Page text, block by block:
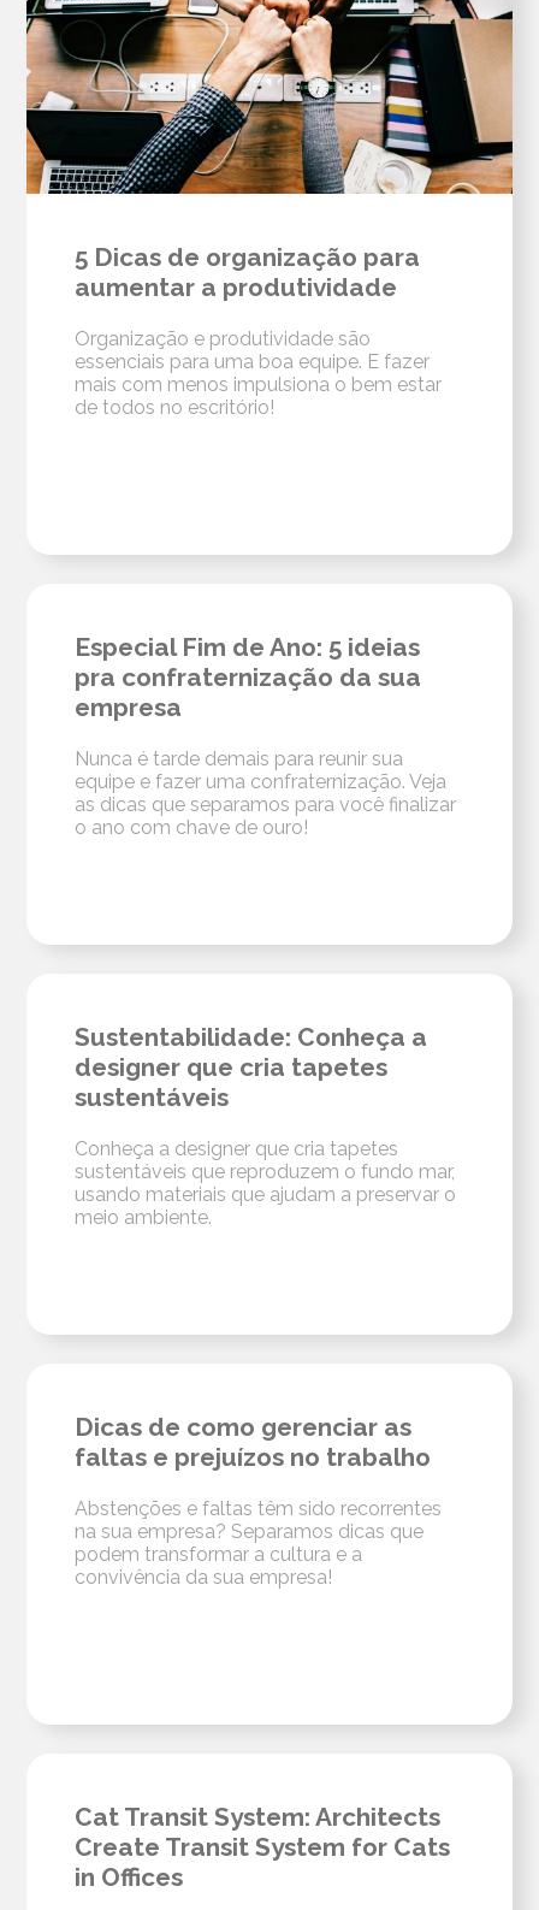
5 Dicas de organização para
aumentar a produtividade
Organização e produtividade são
essenciais para uma boa equipe. E fazer
mais com menos impulsiona o bem estar
de todos no escritório!
Especial Fim de Ano: 5 ideias
pra confraternização da sua
empresa
Nunca é tarde demais para reunir sua
equipe e fazer uma confraternização. Veja
as dicas que separamos para você finalizar
o ano com chave de ouro!
Sustentabilidade: Conheça a
designer que cria tapetes
sustentáveis
Conheça a designer que cria tapetes
sustentáveis que reproduzem o fundo mar,
usando materiais que ajudam a preservar o
meio ambiente.
Dicas de como gerenciar as
faltas e prejuízos no trabalho
Abstenções e faltas têm sido recorrentes
na sua empresa? Separamos dicas que
podem transformar a cultura e a
convivência da sua empresa!
Cat Transit System: Architects
Create Transit System for Cats
in Offices